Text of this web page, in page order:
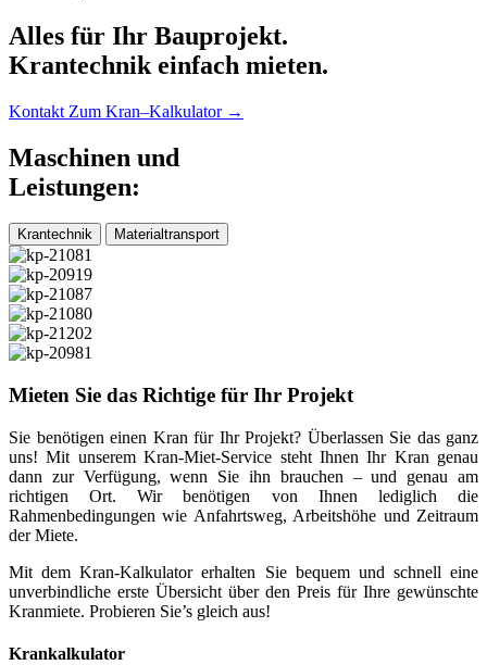
Alles für Ihr Bauprojekt.
Krantechnik einfach mieten.
Kontakt Zum Kran–Kalkulator →
Maschinen und
Leistungen:
Krantechnik Materialtransport
Mieten Sie das Richtige für Ihr Projekt
Sie benötigen einen Kran für Ihr Projekt? Überlassen Sie das ganz
uns! Mit unserem Kran-Miet-Service steht Ihnen Ihr Kran genau
dann zur Verfügung, wenn Sie ihn brauchen – und genau am
richtigen Ort. Wir benötigen von Ihnen lediglich die
Rahmenbedingungen wie Anfahrtsweg, Arbeitshöhe und Zeitraum
der Miete.
Mit dem Kran-Kalkulator erhalten Sie bequem und schnell eine
unverbindliche erste Übersicht über den Preis für Ihre gewünschte
Kranmiete. Probieren Sie’s gleich aus!
Krankalkulator